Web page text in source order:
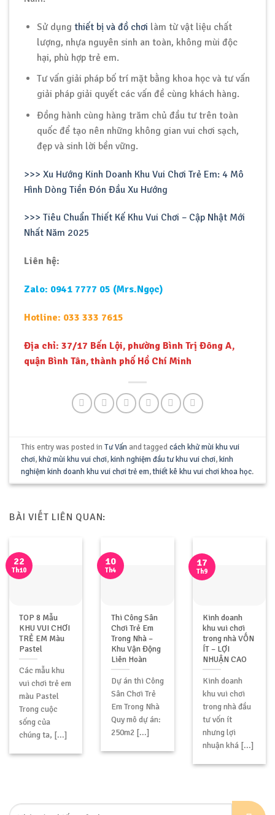
Sử dụng thiết bị và đồ chơi làm từ vật liệu chất
lượng, nhựa nguyên sinh an toàn, không mùi độc
hại, phù hợp trẻ em.
Tư vấn giải pháp bố trí mặt bằng khoa học và tư vấn
giải pháp giải quyết các vấn đề cùng khách hàng.
Đồng hành cùng hàng trăm chủ đầu tư trên toàn
quốc để tạo nên những không gian vui chơi sạch,
đẹp và sinh lời bền vững.
>>> Xu Hướng Kinh Doanh Khu Vui Chơi Trẻ Em: 4 Mô
Hình Dòng Tiền Đón Đầu Xu Hướng
>>> Tiêu Chuẩn Thiết Kế Khu Vui Chơi – Cập Nhật Mới
Nhất Năm 2025
Liên hệ:
Zalo: 0941 7777 05 (Mrs.Ngọc)
Hotline: 033 333 7615
Địa chỉ: 37/17 Bến Lội, phường Bình Trị Đông A,
quận Bình Tân, thành phố Hồ Chí Minh
This entry was posted inTư Vấnand taggedcách khử mùi khu vui
chơi, khử mùi khu vui chơi, kinh nghiệm đầu tư khu vui chơi, kinh
nghiệm kinh doanh khu vui chơi trẻ em,thiết kê khu vui chơi khoa học.
BÀI VIẾT LIÊN QUAN:
TOP 8 Mẫu
KHU VUI CHƠI
TRẺ EM Màu
Pastel
Các mẫu khu
vui chơi trẻ em
màu Pastel
Trong cuộc
sống của
chúng ta, [...]
22
Th10
Thi Công Sân
Chơi Trẻ Em
Trong Nhà –
Khu Vận Động
Liên Hoàn
Dự án thi Công
Sân Chơi Trẻ
Em Trong Nhà
Quy mô dự án:
250m2 [...]
10
Th4
Kinh doanh
khu vui chơi
trong nhà VỐN
ÍT – LỢI
NHUẬN CAO
Kinh doanh
khu vui chơi
trong nhà đầu
tư vốn ít
nhưng lợi
nhuận khá [...]
17
Th9